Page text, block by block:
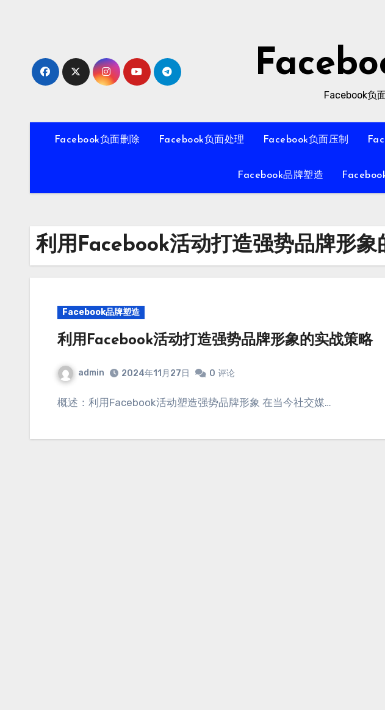
Facebook负
Facebook负面删除 Facebook负面处理 Facebook负面压制
Facebook品牌塑造
利用Facebook活动打造强势品牌形象
Facebook品牌塑造
利用Facebook活动打造强势品牌形象的实战策略
admin 2024年11月27日 0 评论
概述：利用Facebook活动塑造强势品牌形象 在当今社交媒…